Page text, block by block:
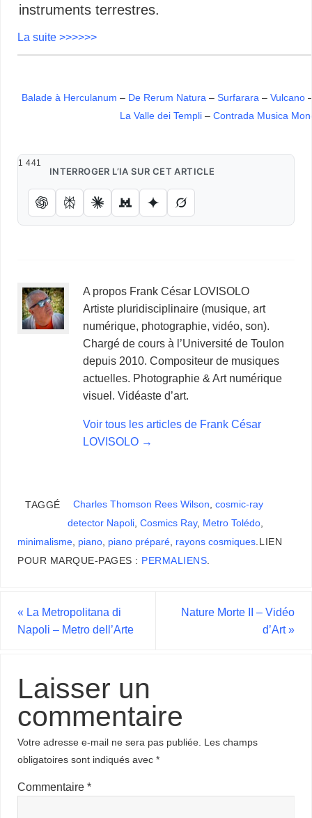
instruments terrestres.
La suite >>>>>>
Balade à Herculanum – De Rerum Natura –Surfarara –Vulcano
La Valle dei Templi –Contrada Musica
1 441
INTERROGER L’IA SUR CET ARTICLE
A propos Frank César LOVISOLO
Artiste pluridisciplinaire (musique, art
numérique, photographie, vidéo, son).
Chargé de cours à l’Université de Toulon
depuis 2010. Compositeur de musiques
actuelles. Photographie & Art numérique
visuel. Vidéaste d’art.
Voir tous les articles de Frank César
LOVISOLO →
TAGGÉ Charles Thomson Rees Wilson, cosmic-ray
detector Napoli, Cosmics Ray, Metro Tolédo,
minimalisme, piano, piano préparé, rayons cosmiques. LIEN
POUR MARQUE-PAGES : PERMALIENS.
« La Metropolitana di
Napoli – Metro dell’Arte
Nature Morte II – Vidéo
d’Art»
Laisser un
commentaire
Votre adresse e-mail ne sera pas publiée. Les champs
obligatoires sont indiqués avec*
Commentaire*